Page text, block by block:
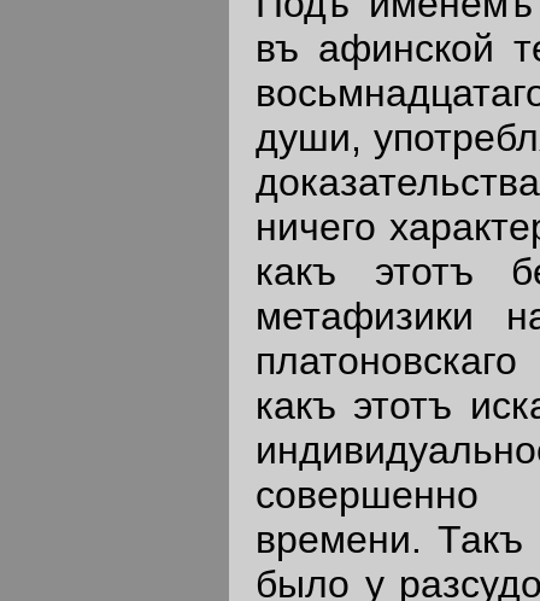
въ афинской
души,
ничего
какъ этотъ
метафизики
какъ этотъ
совершенно
времени.
было у